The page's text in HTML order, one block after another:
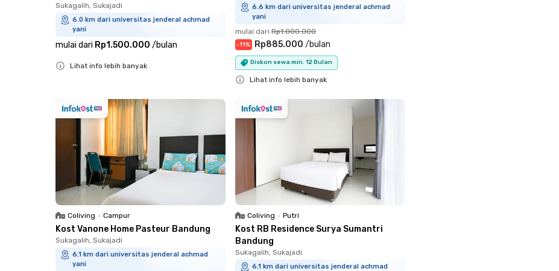
Sukagalih, Sukajadi
6.0 km dari universitas jenderal achmad
yani
mulai dari Rp1.500.000 /bulan
Lihat info lebih banyak
6.6 km dari universitas jenderal achmad
yani
mulai dari Rp1.000.000
-11% Rp885.000 /bulan
Diskon sewa min. 12 Bulan
Lihat info lebih banyak
Coliving • Campur
Kost Vanone Home Pasteur Bandung
Sukagalih, Sukajadi
6.1 km dari universitas jenderal achmad
yani
Coliving • Putri
Kost RB Residence Surya Sumantri
Bandung
Sukagalih, Sukajadi
6.1 km dari universitas jenderal achmad